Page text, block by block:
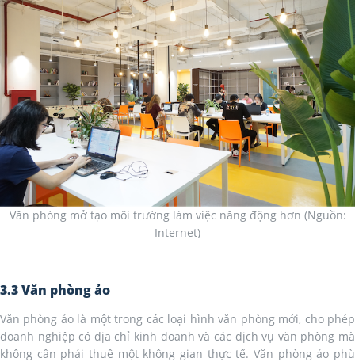
Văn phòng mở tạo môi trường làm việc năng động hơn (Nguồn:
Internet)
3.3 Văn phòng ảo
Văn phòng ảo là một trong các loại hình văn phòng mới, cho phép
doanh nghiệp có địa chỉ kinh doanh và các dịch vụ văn phòng mà
không cần phải thuê một không gian thực tế. Văn phòng ảo phù